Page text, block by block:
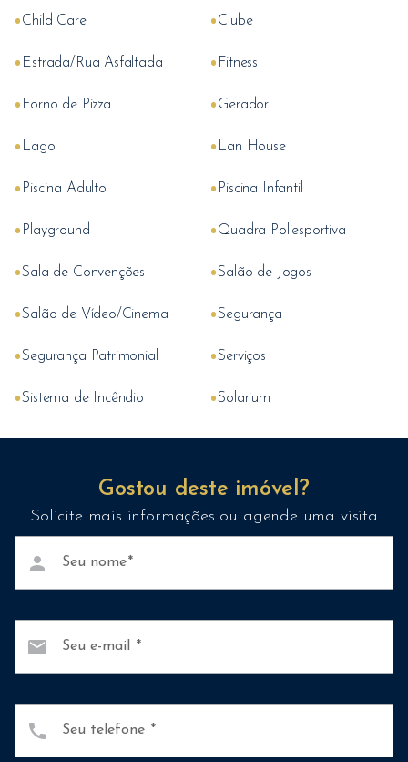
•Child Care •Clube
• Estrada/Rua Asfaltada • Fitness
• Forno de Pizza •Gerador
• Lago • Lan House
• Piscina Adulto • Piscina Infantil
• Playground •Quadra Poliesportiva
•Sala de Convenções •Salão de Jogos
•Salão de Vídeo/Cinema •Segurança
•Segurança Patrimonial •Serviços
•Sistema de Incêndio •Solarium
Gostou deste imóvel?
Solicite mais informações ou agende uma visita
Seu nome
person
Seu e-mail
mail
Seu telefone
call